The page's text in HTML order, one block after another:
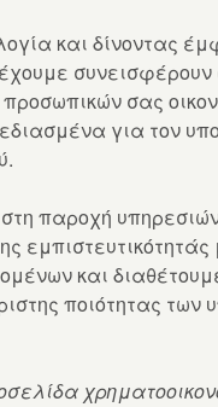
και δίνοντας
σας
για τον
παροχή
και
ποιότητας των